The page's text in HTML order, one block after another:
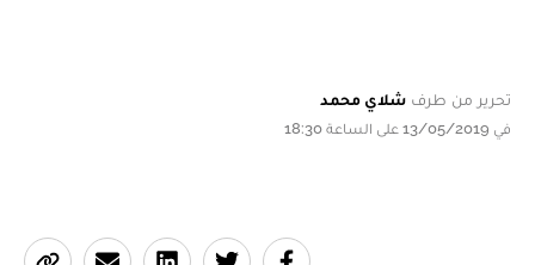
تحرير من طرف شلاي محمد
في 13/05/2019 على الساعة 18:30